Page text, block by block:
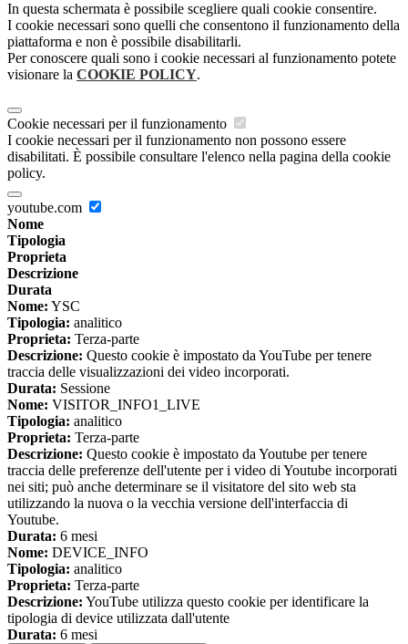
In questa schermata è possibile scegliere quali cookie consentire.
I cookie necessari sono quelli che consentono il funzionamento della
piattaforma e non è possibile disabilitarli.
Per conoscere quali sono i cookie necessari al funzionamento potete
visionare la COOKIE POLICY.
Cookie necessari per il funzionamento
I cookie necessari per il funzionamento non possono essere
disabilitati. È possibile consultare l'elenco nella pagina della cookie
policy.
youtube.com
Nome
Tipologia
Proprieta
Descrizione
Durata
Nome: YSC
Tipologia: analitico
Proprieta: Terza-parte
Descrizione: Questo cookie è impostato da YouTube per tenere
traccia delle visualizzazioni dei video incorporati.
Durata: Sessione
Nome: VISITOR_INFO1_LIVE
Tipologia: analitico
Proprieta: Terza-parte
Descrizione: Questo cookie è impostato da Youtube per tenere
traccia delle preferenze dell'utente per i video di Youtube incorporati
nei siti; può anche determinare se il visitatore del sito web sta
utilizzando la nuova o la vecchia versione dell'interfaccia di
Youtube.
Durata: 6 mesi
Nome: DEVICE_INFO
Tipologia: analitico
Proprieta: Terza-parte
Descrizione: YouTube utilizza questo cookie per identificare la
tipologia di device utilizzata dall'utente
Durata: 6 mesi